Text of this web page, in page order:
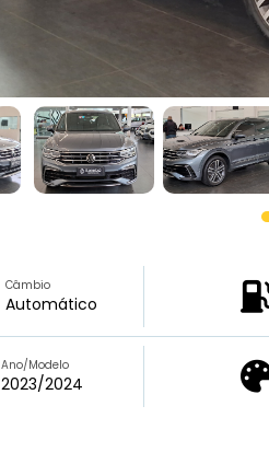
Câmbio
Automático
Ano/Modelo
2023/2024